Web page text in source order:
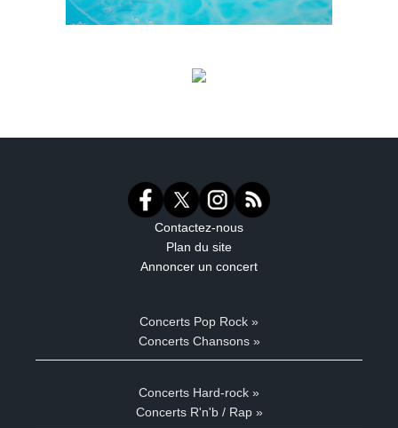
Contactez-nous
Plan du site
Annoncer un concert
Concerts Pop Rock »
Concerts Chansons »
Concerts Hard-rock »
Concerts R'n'b / Rap »